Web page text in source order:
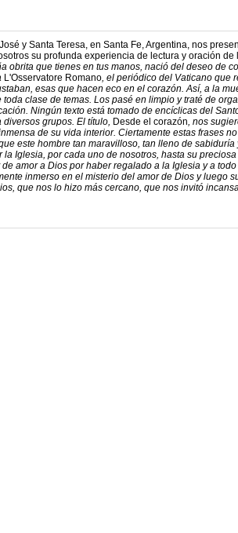
y Santa Teresa, en Santa Fe, Argentina, nos
su profunda experiencia de lectura y oración de
obrita que tienes en tus manos, nació del deseo de
L'Osservatore Romano, el periódico del Vaticano que
esas que hacen eco en el corazón. Así, a la
clase de temas. Los pasé en limpio y traté de
Ningún texto está tomado de encíclicas del
grupos. El título, Desde el corazón, nos
de su vida interior. Ciertamente estas frases
este hombre tan maravilloso, tan lleno de sabiduría
Iglesia, por cada uno de nosotros, hasta su
amor a Dios por haber regalado a la Iglesia y a
inmerso en el misterio del amor de Dios y luego
que nos lo hizo más cercano, que nos invitó